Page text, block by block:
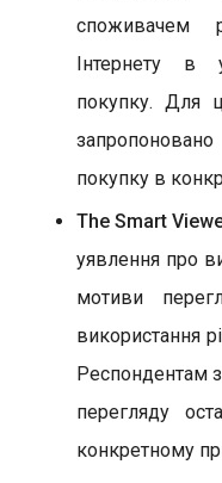
споживачем
Інтернету в
покупку. Для
покупку в
The Smart
уявлення про
мотиви
використання
Респондентам
перегляду
конкретному